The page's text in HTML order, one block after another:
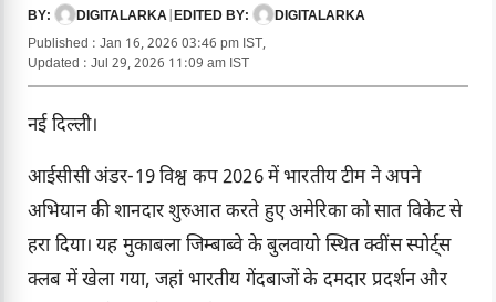
BY: DIGITALARKA EDITED BY:
DIGITALARKA
Published : Jan 16, 2026 03:46 pm IST,
Updated : Jul 29, 2026 11:09 am IST
नई दिल्ली।
आईसीसी अंडर-19 विश्व कप 2026 में भारतीय टीम ने अपने
अभियान की शानदार शुरुआत करते हुए अमेरिका को सात विकेट से
हरा दिया। यह मुकाबला जिम्बाब्वे के बुलवायो स्थित क्वींस स्पोर्ट्स
क्लब में खेला गया, जहां भारतीय गेंदबाजों के दमदार प्रदर्शन और